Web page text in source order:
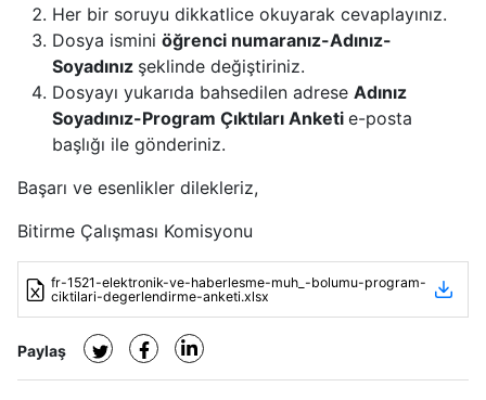
Her bir soruyu dikkatlice okuyarak cevaplayınız.
Dosya ismini öğrenci numaranız-Adınız-
Soyadınız şeklinde değiştiriniz.
Dosyayı yukarıda bahsedilen adrese Adınız
Soyadınız-Program Çıktıları Anketi e-posta
başlığı ile gönderiniz.
Başarı ve esenlikler dilekleriz,
Bitirme Çalışması Komisyonu
fr-1521-elektronik-ve-haberlesme-muh_-bolumu-program-
ciktilari-degerlendirme-anketi.xlsx
Paylaş